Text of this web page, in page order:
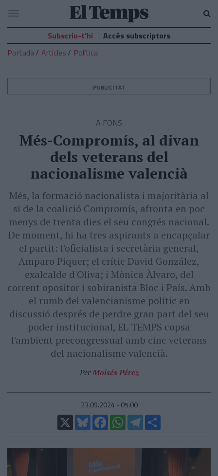
El
Temps
Navegació
Subscriu-t’hi
Accés subscriptors
Portada
Articles Política
PUBLICITAT
A FONS
Més-Compromís, al divan
dels veterans del
nacionalisme valencià
Més, la formació nacionalista i majoritària al
si de la coalició Compromís, afronta en poc
menys de trenta dies el seu congrés nacional.
De moment, hi ha tres aspirants a encapçalar
el partit: l'oficialista i secretària general,
Amparo Piquer; el crític David González,
exalcalde d'Oliva; i Mònica Àlvaro, del
corrent opositor i sobiranista Bloc i País. Amb
el rumb del valencianisme polític en
discussió després de perdre gran part del seu
poder institucional, EL TEMPS copsa
l'ambient precongressual amb cinc veterans
del nacionalisme valencià.
PerMoisés Pérez
23.09.2024 - 05:00
X
BlueskyFacebookWhatsAppTelegram